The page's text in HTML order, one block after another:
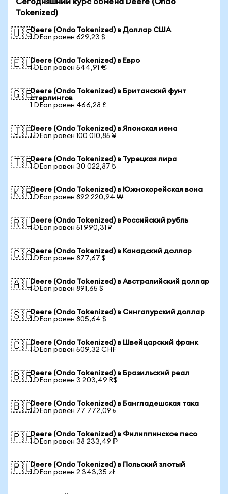
Tokenized)
🇺🇸Deere (Ondo Tokenized) в Доллар США
1 DEon равен 629,23 $
🇪🇺Deere (Ondo Tokenized) в Евро
1 DEon равен 544,91 €
🇬🇧Deere (Ondo Tokenized) в Британский фунт
стерлингов
1 DEon равен 466,28 £
🇯🇵Deere (Ondo Tokenized) в Японская иена
1 DEon равен 100 010,85 ¥
🇹🇷Deere (Ondo Tokenized) в Турецкая лира
1 DEon равен 30 022,87 ₺
🇰🇷Deere (Ondo Tokenized) в Южнокорейская вона
1 DEon равен 892 220,94 ₩
🇷🇺Deere (Ondo Tokenized) в Российский рубль
1 DEon равен 51 990,31 ₽
🇨🇦Deere (Ondo Tokenized) в Канадский доллар
1 DEon равен 877,67 $
🇦🇺Deere (Ondo Tokenized) в Австралийский доллар
1 DEon равен 891,65 $
🇸🇬Deere (Ondo Tokenized) в Сингапурский доллар
1 DEon равен 805,64 $
🇨🇭Deere (Ondo Tokenized) в Швейцарский франк
1 DEon равен 509,32 CHF
🇧🇷Deere (Ondo Tokenized) в Бразильский реал
1 DEon равен 3 203,49 R$
🇧🇩Deere (Ondo Tokenized) в Бангладешская така
1 DEon равен 77 772,09 ৳
🇵🇭Deere (Ondo Tokenized) в Филиппинское песо
1 DEon равен 38 233,49 ₱
🇵🇱Deere (Ondo Tokenized) в Польский злотый
1 DEon равен 2 343,35 zł